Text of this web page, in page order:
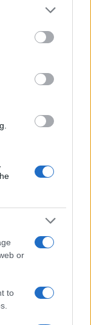
more Google
may click to
party tags to
below Google
or
to
, ki so vozili
jih udeleži okoli
AVP skupaj
akcijo
v času akcije,
v petek, ko bo
je